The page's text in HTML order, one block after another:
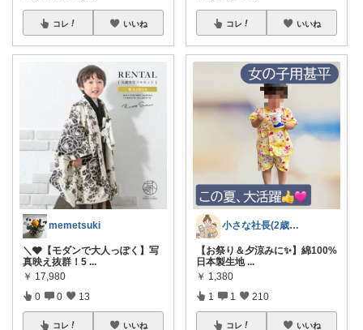
コレ いいね
memetsuki
＼🩶【モダンで大人っぽく】写
真映え抜群！5 ...
￥ 17,980
0 0 13
コレ いいね
コレ いいね
小さな社長(2歳娘)の秘書ROOM👑
【お祭り＆夕涼みに✨】綿100%
日本製生地 ...
￥ 1,380
1 1 210
コレ いいね